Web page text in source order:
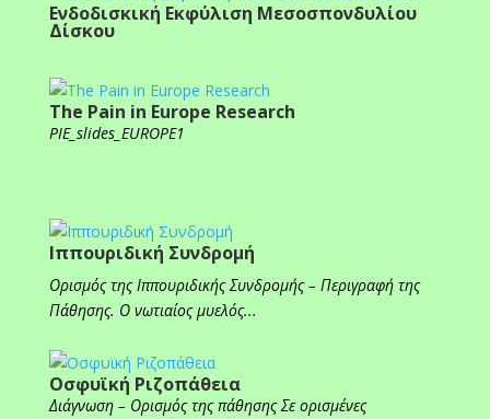
Ενδοδισκική Εκφύλιση Μεσοσπονδυλίου
Δίσκου
The Pain in Europe Research
PIE_slides_EUROPE1
Ιππουριδική Συνδρομή
Ορισμός της Ιππουριδικής Συνδρομής – Περιγραφή της
Πάθησης. Ο νωτιαίος μυελός...
Οσφυϊκή Ριζοπάθεια
Διάγνωση – Ορισμός της πάθησης Σε ορισμένες